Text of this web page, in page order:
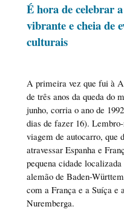
É hora de celebrar
vibrante e cheia de
culturais
A primeira vez que fui à
de três anos da queda do
junho, corria o ano de
dias de fazer 16).
viagem de autocarro, que
atravessar Espanha e
pequena cidade
alemão de Baden-
com a França e a Suíça e
Nuremberga.